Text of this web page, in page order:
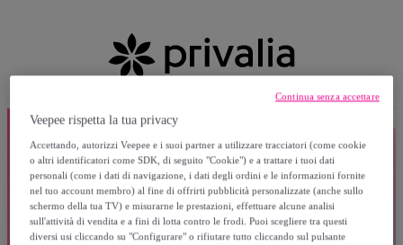
Veepee rispetta la tua privacy
Accettando, autorizzi Veepee e i suoi partner a utilizzare tracciatori (come cookie
o altri identificatori come SDK, di seguito "Cookie") e a trattare i tuoi dati
personali (come i dati di navigazione, i dati degli ordini e le informazioni fornite
nel tuo account membro) al fine di offrirti pubblicità personalizzate (anche sullo
schermo della tua TV) e misurarne le prestazioni, effettuare alcune analisi
sull'attività di vendita e a fini di lotta contro le frodi. Puoi scegliere tra questi
diversi usi cliccando su "Configurare" o rifiutare tutto cliccando sul pulsante
Continua senza accettare